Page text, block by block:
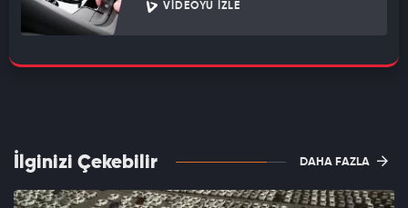
VIDEOYU İZLE
İlginizi Çekebilir DAHA FAZLA